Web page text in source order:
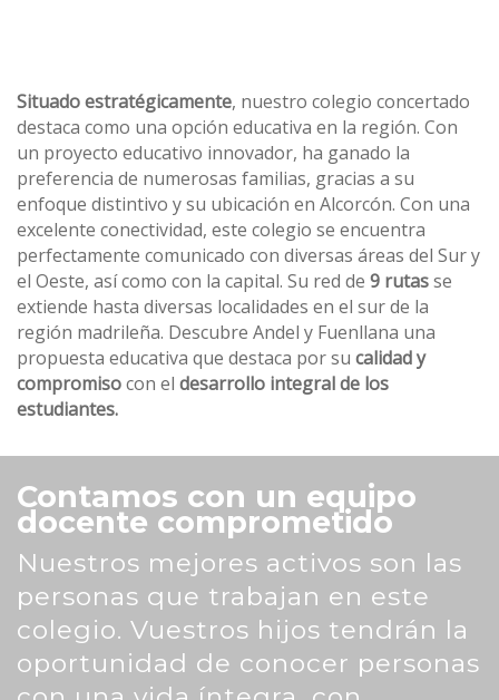
Situado estratégicamente, nuestro colegio concertado
destaca como una opción educativa en la región. Con
un proyecto educativo innovador, ha ganado la
preferencia de numerosas familias, gracias a su
enfoque distintivo y su ubicación en Alcorcón. Con una
excelente conectividad, este colegio se encuentra
perfectamente comunicado con diversas áreas del Sur y
el Oeste, así como con la capital. Su red de 9 rutasse
extiende hasta diversas localidades en el sur de la
región madrileña. Descubre Andel y Fuenllana una
propuesta educativa que destaca por su calidad y
compromisocon el desarrollo integral de los
estudiantes.
Contamos con un equipo
docente comprometido
Nuestros mejores activos son las
personas que trabajan en este
colegio. Vuestros hijos tendrán la
oportunidad de conocer personas